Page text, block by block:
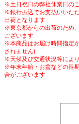
※土日祝日の弊社休業日の
※銀行振込でお支払いいた
出荷となります
※東京都からの出荷のため
ございます
※本商品はお届け時間指定
されません)
※天候及び交通状況等によ
※年末年始・お盆などの長
合がございます